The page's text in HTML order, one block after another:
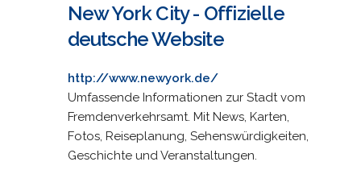
New York City - Offizielle
deutsche Website
http://www.newyork.de/
Umfassende Informationen zur Stadt vom
Fremdenverkehrsamt. Mit News, Karten,
Fotos, Reiseplanung, Sehenswürdigkeiten,
Geschichte und Veranstaltungen.